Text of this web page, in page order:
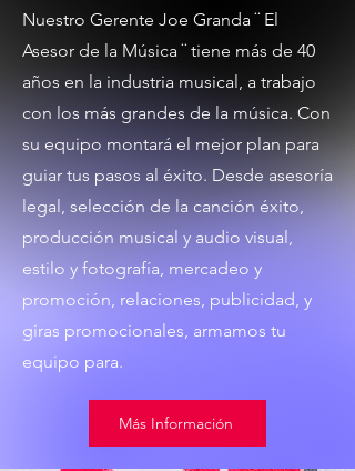
Nuestro Gerente Joe Granda ¨ El
Asesor de la Música ¨ tiene más de 40
años en la industria musical, a trabajo
con los más grandes de la música. Con
su equipo montará el mejor plan para
guiar tus pasos al éxito. Desde asesoría
legal, selección de la canción éxito,
producción musical y audio visual,
estilo y fotografía, mercadeo y
promoción, relaciones, publicidad, y
giras promocionales, armamos tu
equipo para.
Más Información